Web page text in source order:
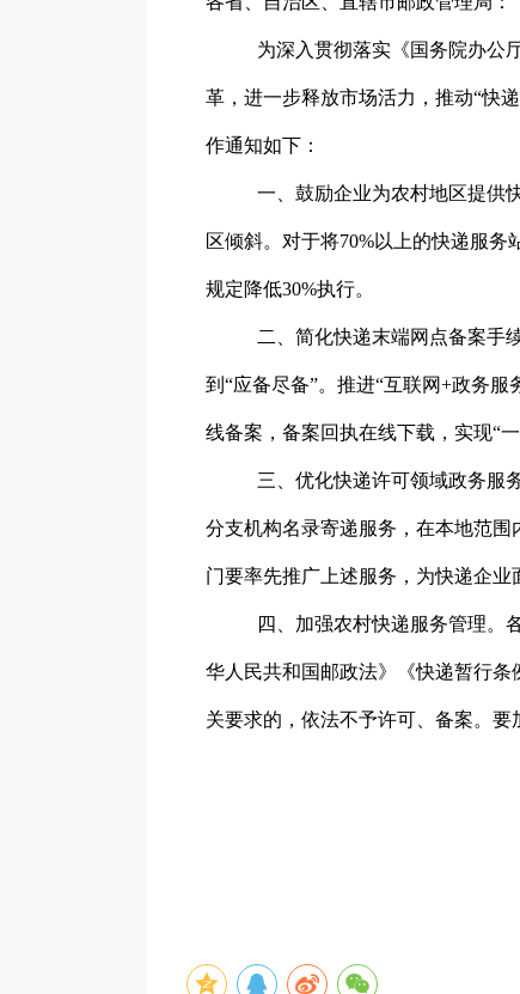
为深入贯彻落实《国务院办公
革，进一步释放市场活力，推动“快
作通知如下：
一、 鼓励企业为农村地区提供
区倾斜。对于将70%以上的快递服务
规定降低30%执行。
二、 简化快递末端网点备案手
到 “应备尽备”。推进“互联网+政务
线备案，备案回执在线下载，实现“
三、 优化快递许可领域政务服
分支机构名录寄递服务，在本地范
门要率先推广上述服务，为快递企业
四、 加强农村快递服务管理。
华人民共和国邮政法》《快递暂行
关要求的，依法不予许可、备案。